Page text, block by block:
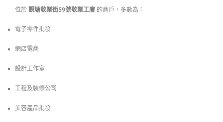
位於 觀塘敬業街59號敬業工廈 的商戶，多數為：
電子零件批發
網店電商
設計工作室
工程及裝修公司
美容產品批發